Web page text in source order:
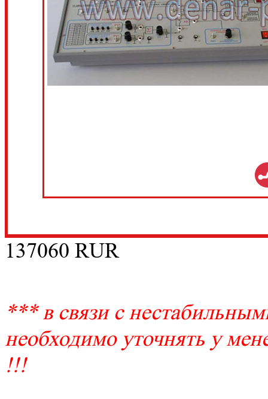
137060 RUR
*** в связи с
необходимо уточнять у
!!!